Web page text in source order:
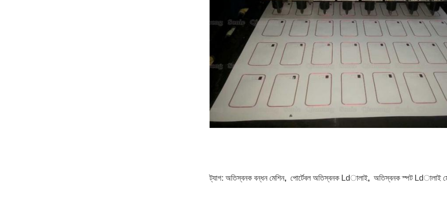
ট্যাগ: অতিস্বনক বন্ধন মেশিন, পোর্টেবল অতিস্বনক Ldালাই, অতিস্বনক স্পট Ldালাই